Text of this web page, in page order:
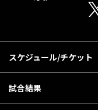
スケジュール/チケット
試合結果